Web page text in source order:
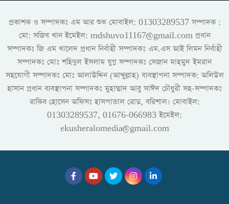
প্রকাশক ও সম্পাদকঃ এম আর শুভ মোবাইল: 01303289537 সম্পাদক :
মো: সজিব খান ইমেইল: mdshuvo11167@gmail.com প্রধান
সম্পাদকঃ জি এম খালেদ প্রধান নির্বাহী সম্পাদকঃ এম.এস আই লিমন নির্বাহী
সম্পাদকঃ মোঃ শহিদুল ইসলাম যুগ্ন সম্পাদকঃ সেজান মাহমুদ ইমরান
সহযোগী সম্পাদকঃ মোঃ আলাউদ্দিন (আব্দুল্লাহ) ব্যবস্থাপনা সম্পাদক: অলিউল
হাসান প্রধান ব্যবস্থাপনা সম্পাদকঃ মুহাম্মাদ আবু সাঈদ চৌধুরী সহ-সম্পাদকঃ
রাকিব হোসেন অফিসঃ হাসপাতাল রোড, বরিশাল। মোবাইল:
01303289537, 01676-066983 ইমেইল:
ekusheralomedia@gmail.com